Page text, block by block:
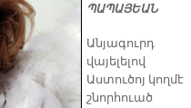
ՊԱՊԱՅԵԱՆ
Անյագուրդ
վայելելով
Աստուծոյ կողմէ
շնորհուած